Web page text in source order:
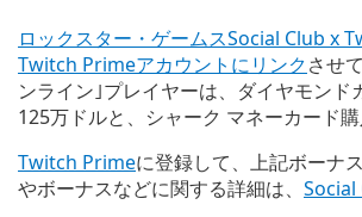
ロックスター・ゲームスSocial Club x
Twitch Primeアカウントにリンクさせ
ンライン｣プレイヤーは、ダイヤモン
125万ドルと、シャーク マネーカード
Twitch Primeに登録して、上記ボーナ
やボーナスなどに関する詳細は、 Social